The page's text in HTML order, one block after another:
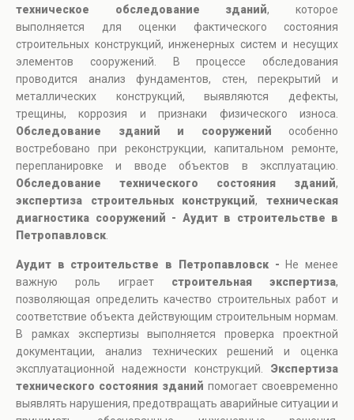
техническое обследование зданий, которое
выполняется для оценки фактического состояния
строительных конструкций, инженерных систем и несущих
элементов сооружений. В процессе обследования
проводится анализ фундаментов, стен, перекрытий и
металлических конструкций, выявляются дефекты,
трещины, коррозия и признаки физического износа.
Обследование зданий и сооружений особенно
востребовано при реконструкции, капитальном ремонте,
перепланировке и вводе объектов в эксплуатацию.
Обследование технического состояния зданий,
экспертиза строительных конструкций,техническая
диагностика сооружений - Аудит в строительстве в
Петропавловск
Аудит в строительстве в Петропавловск -
Не менее
важную роль играет строительная экспертиза,
позволяющая определить качество строительных работ и
соответствие объекта действующим строительным нормам.
В рамках экспертизы выполняется проверка проектной
документации, анализ технических решений и оценка
эксплуатационной надежности конструкций. Экспертиза
технического состояния зданий помогает своевременно
выявлять нарушения, предотвращать аварийные ситуации и